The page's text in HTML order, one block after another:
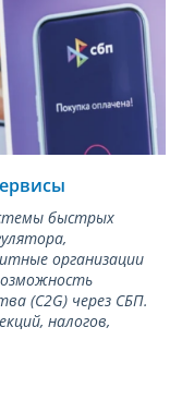
быстрых
организации
(С2G) через СБП.
налогов,